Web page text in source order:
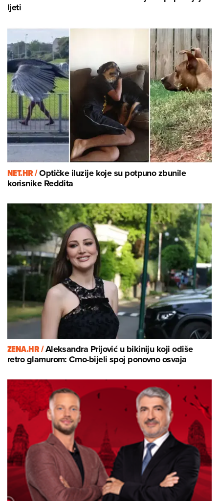
ljeti
NET.HR /Optičke iluzije koje su potpuno zbunile
korisnike Reddita
ZENA.HR /Aleksandra Prijović u bikiniju koji odiše
retro glamurom: Crno-bijeli spoj ponovno osvaja